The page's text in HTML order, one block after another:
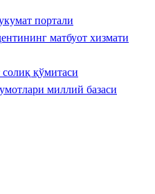
портали
матбуот хизмати
қўмитаси
миллий базаси